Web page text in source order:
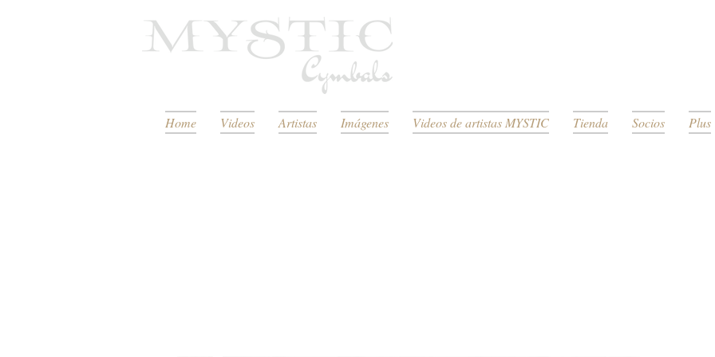
Home Videos Artistas Imágenes Videos de artistas MYSTIC Tienda Socios Plus